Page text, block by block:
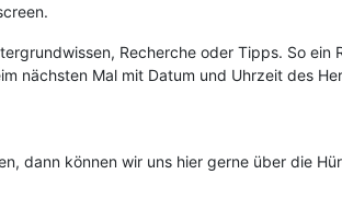
Recherche oder Tipps. So
nächsten Mal mit Datum und Uhrzeit des
dann können wir uns hier gerne über die